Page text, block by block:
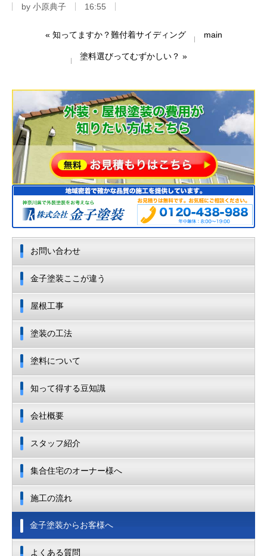
by 小原典子 16:55
« 知ってますか？難付着サイディング main
塗料選びってむずかしい？ »
お問い合わせ
金子塗装ここが違う
屋根工事
塗装の工法
塗料について
知って得する豆知識
会社概要
スタッフ紹介
集合住宅のオーナー様へ
施工の流れ
金子塗装からお客様へ
よくある質問